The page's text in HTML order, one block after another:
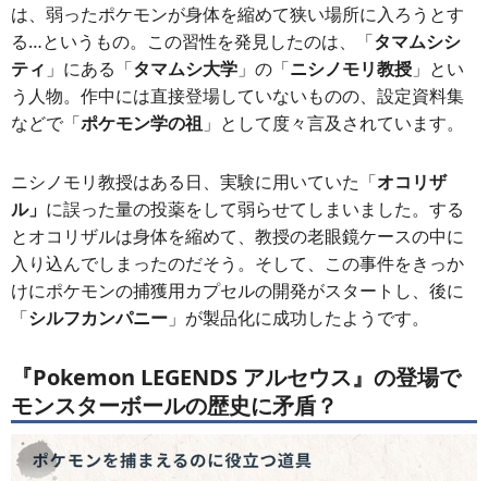
は、弱ったポケモンが身体を縮めて狭い場所に入ろうとす
る…というもの。この習性を発見したのは、「タマムシシ
ティ 」にある「タマムシ大学 」の「ニシノモリ教授 」とい
う人物。作中には直接登場していないものの、設定資料集
などで「ポケモン学の祖 」として度々言及されています。
ニシノモリ教授はある日、実験に用いていた「オコリザ
ル」 に誤った量の投薬をして弱らせてしまいました。する
とオコリザルは身体を縮めて、教授の老眼鏡ケースの中に
入り込んでしまったのだそう。そして、この事件をきっか
けにポケモンの捕獲用カプセルの開発がスタートし、後に
「シルフカンパニー 」が製品化に成功したようです。
『Pokemon LEGENDS アルセウス』の登場で
モンスターボールの歴史に矛盾？